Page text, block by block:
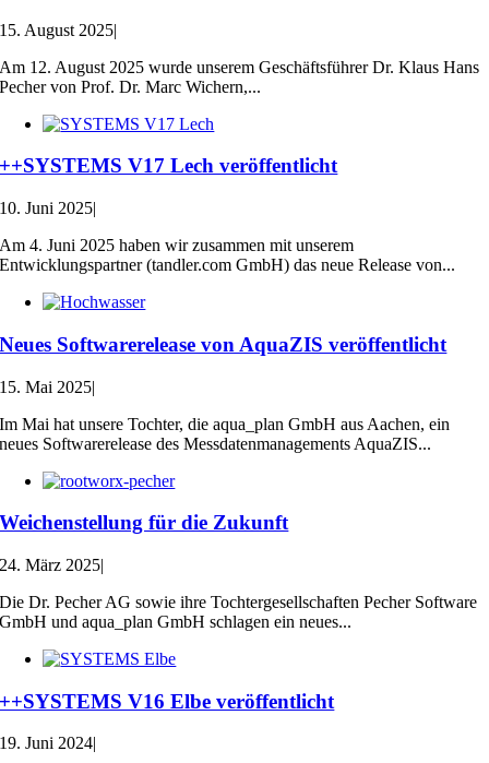
15. August 2025|
Am 12. August 2025 wurde unserem Geschäftsführer Dr. Klaus Hans
Pecher von Prof. Dr. Marc Wichern,...
++SYSTEMS V17 Lech veröffentlicht
10. Juni 2025|
Am 4. Juni 2025 haben wir zusammen mit unserem
Entwicklungspartner (tandler.com GmbH) das neue Release von...
Neues Softwarerelease von AquaZIS veröffentlicht
15. Mai 2025|
Im Mai hat unsere Tochter, die aqua_plan GmbH aus Aachen, ein
neues Softwarerelease des Messdatenmanagements AquaZIS...
Weichenstellung für die Zukunft
24. März 2025|
Die Dr. Pecher AG sowie ihre Tochtergesellschaften Pecher Software
GmbH und aqua_plan GmbH schlagen ein neues...
++SYSTEMS V16 Elbe veröffentlicht
19. Juni 2024|